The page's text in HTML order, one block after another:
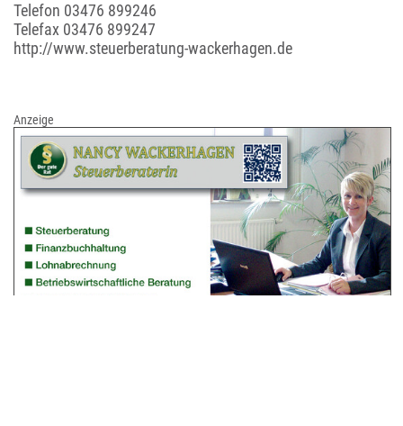
Telefon 03476 899246
Telefax 03476 899247
http://www.steuerberatung-wackerhagen.de
Anzeige